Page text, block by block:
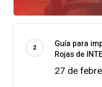
Guía para
Rojas de
27 de